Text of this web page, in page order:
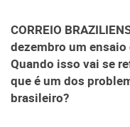
CORREIO
dezembro um
Quando isso vai se
que é um dos
brasileiro?